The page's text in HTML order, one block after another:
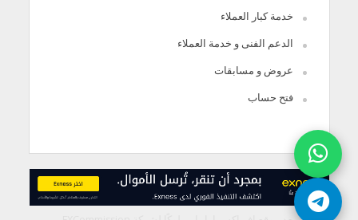
خدمة كبار العملاء
الدعم الفنى و خدمة العملاء
عروض و مسابقات
فتح حساب